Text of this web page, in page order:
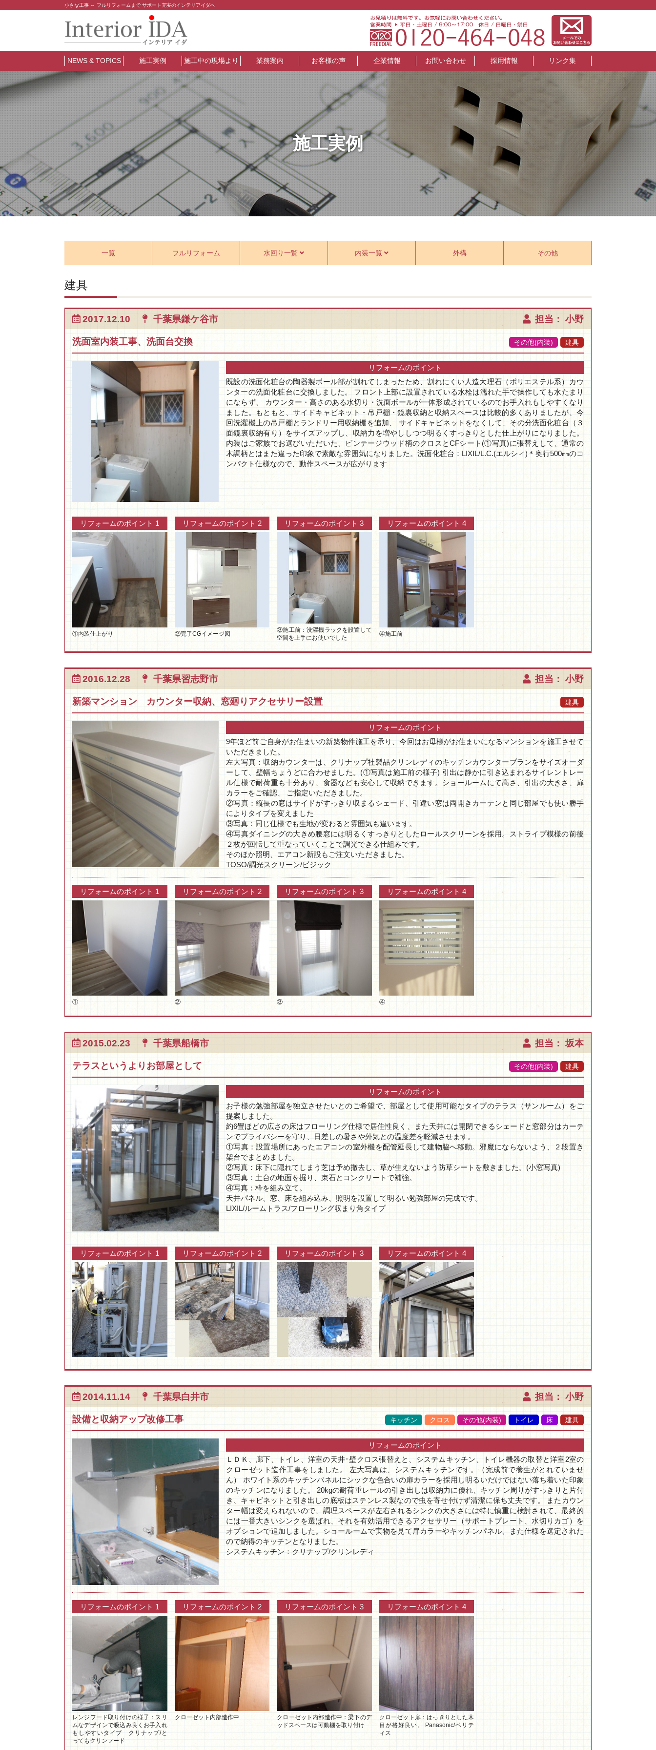
小さな工事 ～ フルリフォームまで サポート充実のインテリアイダへ
NEWS & TOPICS 施工実例 施工中の現場より 業務案内 お客様の声 企業情報 お問い合わせ 採用情報 リンク集
施工実例
一覧 フルリフォーム 水回り一覧 内装一覧 外構 その他
建具
2017.12.10 千葉県鎌ケ谷市 担当： 小野
洗面室内装工事、洗面台交換 その他(内装) 建具
リフォームのポイント
既設の洗面化粧台の陶器製ボール部が割れてしまったため、割れにくい人造大理石（ポリエステル系）カウ
ンターの洗面化粧台に交換しました。 フロント上部に設置されている水栓は濡れた手で操作しても水たまり
にならず、 カウンター・高さのある水切り・洗面ボールが一体形成されているのでお手入れもしやすくなり
ました。もともと、サイドキャビネット・吊戸棚・鏡裏収納と収納スペースは比較的多くありましたが、今
回洗濯機上の吊戸棚とランドリー用収納棚を追加、 サイドキャビネットをなくして、その分洗面化粧台（３
面鏡裏収納有り）をサイズアップし、収納力を増やししつつ明るくすっきりとした仕上がりになりました。
内装はご家族でお選びいただいた、ビンテージウッド柄のクロスとCFシート(①写真)に張替えして、通常の
木調柄とはまた違った印象で素敵な雰囲気になりました。洗面化粧台：LIXIL/L.C.(エルシィ)＊奥行500㎜のコ
ンパクト仕様なので、動作スペースが広がります
リフォームのポイント 1
①内装仕上がり
リフォームのポイント 2
②完了CGイメージ図
リフォームのポイント 3
③施工前：洗濯機ラックを設置して
空間を上手にお使いでした
リフォームのポイント 4
④施工前
2016.12.28 千葉県習志野市 担当： 小野
新築マンション カウンター収納、窓廻りアクセサリー設置 建具
リフォームのポイント
9年ほど前ご自身がお住まいの新築物件施工を承り、今回はお母様がお住まいになるマンションを施工させて
いただきました。
左大写真：収納カウンターは、クリナップ社製品クリンレディのキッチンカウンタープランをサイズオーダ
ーして、壁幅ちょうどに合わせました。(①写真は施工前の様子) 引出は静かに引き込まれるサイレントレー
ル仕様で耐荷重も十分あり、食器なども安心して収納できます。ショールームにて高さ、引出の大きさ、扉
カラーをご確認、 ご指定いただきました。
②写真：縦長の窓はサイドがすっきり収まるシェード、引違い窓は両開きカーテンと同じ部屋でも使い勝手
によりタイプを変えました
③写真：同じ仕様でも生地が変わると雰囲気も違います。
④写真ダイニングの大きめ腰窓には明るくすっきりとしたロールスクリーンを採用。ストライプ模様の前後
２枚が回転して重なっていくことで調光できる仕組みです。
そのほか照明、エアコン新設もご注文いただきました。
TOSO/調光スクリーン/ビジック
リフォームのポイント 1
①
リフォームのポイント 2
②
リフォームのポイント 3
③
リフォームのポイント 4
④
2015.02.23 千葉県船橋市 担当： 坂本
テラスというよりお部屋として その他(内装) 建具
リフォームのポイント
お子様の勉強部屋を独立させたいとのご希望で、部屋として使用可能なタイプのテラス（サンルーム）をご
提案しました。
約6畳ほどの広さの床はフローリング仕様で居住性良く、また天井には開閉できるシェードと窓部分はカーテ
ンでプライバシーを守り、日差しの暑さや外気との温度差を軽減させます。
①写真：設置場所にあったエアコンの室外機を配管延長して建物脇へ移動。邪魔にならないよう、２段置き
架台でまとめました。
②写真：床下に隠れてしまう芝は予め撤去し、草が生えないよう防草シートを敷きました。(小窓写真)
③写真：土台の地面を掘り、束石とコンクリートで補強。
④写真：枠を組み立て。
天井パネル、窓、床を組み込み、照明を設置して明るい勉強部屋の完成です。
LIXIL/ルームトラス/フローリング収まり角タイプ
リフォームのポイント 1 リフォームのポイント 2 リフォームのポイント 3 リフォームのポイント 4
2014.11.14 千葉県白井市 担当： 小野
設備と収納アップ改修工事 キッチン クロス その他(内装) トイレ 床 建具
リフォームのポイント
ＬＤＫ、廊下、トイレ、洋室の天井･壁クロス張替えと、システムキッチン、トイレ機器の取替と洋室2室の
クローゼット造作工事をしました。 左大写真は、システムキッチンです。（完成前で養生がとれていませ
ん） ホワイト系のキッチンパネルにシックな色合いの扉カラーを採用し明るいだけではない落ち着いた印象
のキッチンになりました。 20kgの耐荷重レールの引き出しは収納力に優れ、キッチン周りがすっきりと片付
き、キャビネットと引き出しの底板はステンレス製なので虫を寄せ付けず清潔に保ち丈夫です。 またカウン
ター幅は変えられないので、調理スペースが左右されるシンクの大きさには特に慎重に検討されて、最終的
には一番大きいシンクを選ばれ、それを有効活用できるアクセサリー（サポートプレート、水切りカゴ）を
オプションで追加しました。ショールームで実物を見て扉カラーやキッチンパネル、また仕様を選定された
ので納得のキッチンとなりました。
システムキッチン：クリナップ/クリンレディ
リフォームのポイント 1
レンジフード取り付けの様子：スリ
ムなデザインで吸込み良くお手入れ
もしやすいタイプ クリナップ/と
ってもクリンフード
リフォームのポイント 2
クローゼット内部造作中
リフォームのポイント 3
クローゼット内部造作中：梁下のデ
ッドスペースは可動棚を取り付け
リフォームのポイント 4
クローゼット扉：はっきりとした木
目が格好良い。 Panasonic/ベリテ
ィス